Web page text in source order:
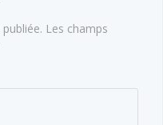
Les champs